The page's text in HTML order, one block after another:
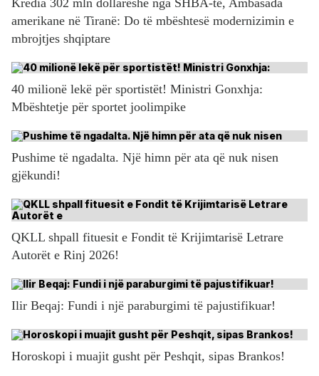
amerikane në Tiranë: Do të mbështesë modernizimin e
mbrojtjes shqiptare
40 milionë lekë për sportistët! Ministri Gonxhja:
Mbështetje për sportet joolimpike
Pushime të ngadalta. Një himn për ata që nuk nisen
gjëkundi!
QKLL shpall fituesit e Fondit të Krijimtarisë Letrare
Autorët e Rinj 2026!
Ilir Beqaj: Fundi i një paraburgimi të pajustifikuar!
Horoskopi i muajit gusht për Peshqit, sipas Brankos!